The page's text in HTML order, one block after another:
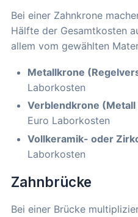
Bei einer Zahnkrone
Hälfte der Gesamtkosten
allem vom gewählten
Metallkrone
Laborkosten
Verblendkrone (Metall
Euro Laborkosten
Vollkeramik- oder
Laborkosten
Zahnbrücke
Bei einer Brücke